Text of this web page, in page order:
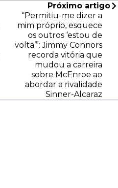
Próximo artigo
“Permitiu-me dizer a
mim próprio, esquece
os outros ‘estou de
volta’”: Jimmy Connors
recorda vitória que
mudou a carreira
sobre McEnroe ao
abordar a rivalidade
Sinner-Alcaraz